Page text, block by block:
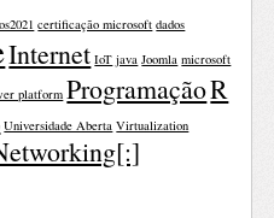
certificação microsoft dados
Internet IoT java Joomla microsoft
platform ProgramaçãoR
Universidade Aberta Virtualization